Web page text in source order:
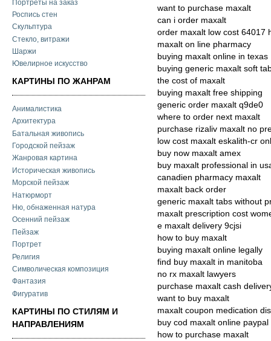
Портреты на заказ
Роспись стен
Скульптура
Стекло, витражи
Шаржи
Ювелирное искусство
КАРТИНЫ ПО ЖАНРАМ
Анималистика
Архитектура
Батальная живопись
Городской пейзаж
Жанровая картина
Историческая живопись
Морской пейзаж
Натюрморт
Ню, обнаженная натура
Осенний пейзаж
Пейзаж
Портрет
Религия
Символическая композиция
Фантазия
Фигуратив
КАРТИНЫ ПО СТИЛЯМ И
НАПРАВЛЕНИЯМ
want to purchase maxalt
can i order maxalt
order maxalt low cost 64017
maxalt on line pharmacy
buying maxalt online in texas
buying generic maxalt soft
the cost of maxalt
buying maxalt free shipping
generic order maxalt q9de0
where to order next maxalt
purchase rizaliv maxalt no
low cost maxalt eskalith-cr
buy now maxalt amex
buy maxalt professional in
canadien pharmacy maxalt
maxalt back order
generic maxalt tabs without
maxalt prescription cost
e maxalt delivery 9cjsi
how to buy maxalt
buying maxalt online legally
find buy maxalt in manitoba
no rx maxalt lawyers
purchase maxalt cash
want to buy maxalt
maxalt coupon medication
buy cod maxalt online paypal
how to purchase maxalt